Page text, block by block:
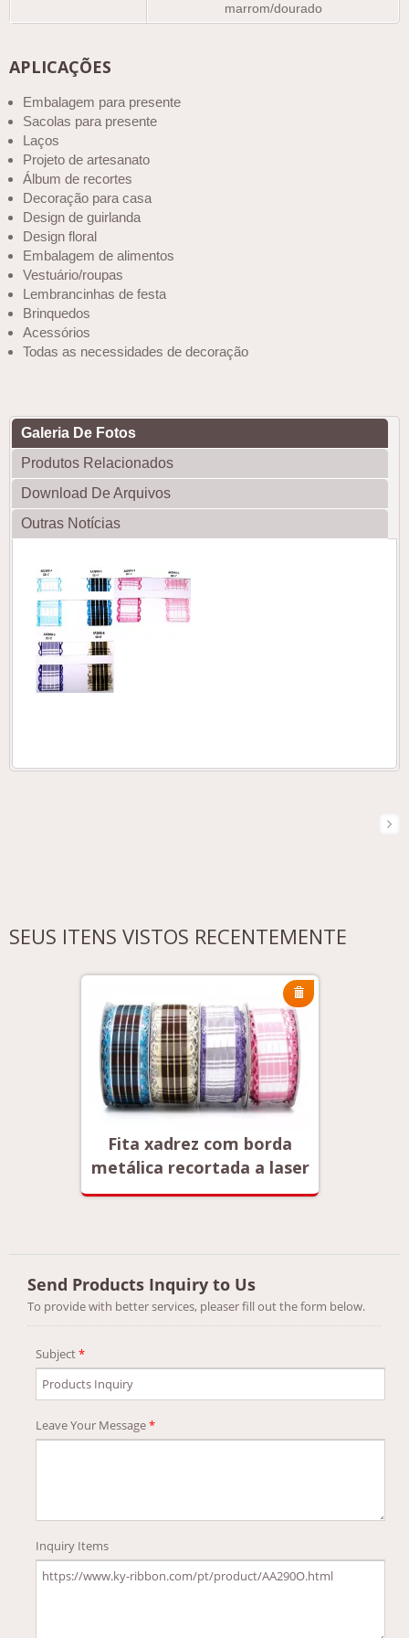
marrom/dourado
APLICAÇÕES
Embalagem para presente
Sacolas para presente
Laços
Projeto de artesanato
Álbum de recortes
Decoração para casa
Design de guirlanda
Design floral
Embalagem de alimentos
Vestuário/roupas
Lembrancinhas de festa
Brinquedos
Acessórios
Todas as necessidades de decoração
Galeria De Fotos
Produtos Relacionados
Download De Arquivos
Outras Notícias
SEUS ITENS VISTOS RECENTEMENTE
Fita xadrez com borda
metálica recortada a laser